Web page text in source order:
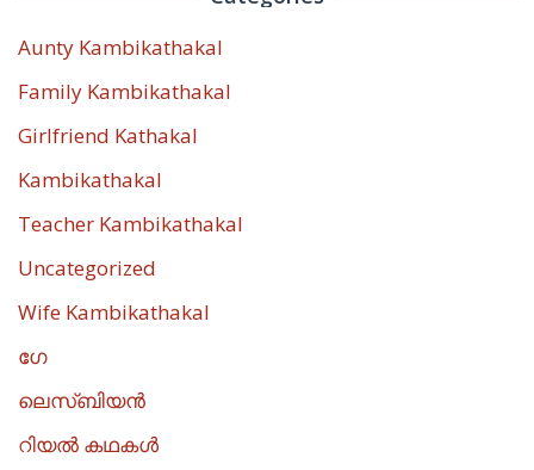
Aunty Kambikathakal
Family Kambikathakal
Girlfriend Kathakal
Kambikathakal
Teacher Kambikathakal
Uncategorized
Wife Kambikathakal
ഗേ
ലെസ്ബിയൻ
റിയൽ കഥകൾ